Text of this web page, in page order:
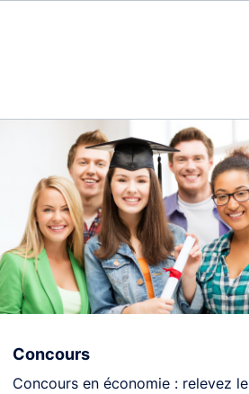
Concours
Concours en économie : relevez le